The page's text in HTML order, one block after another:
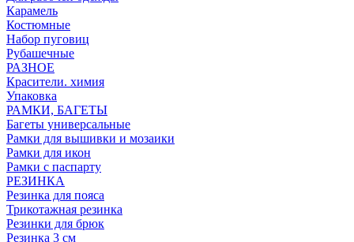
Карамель
Костюмные
Набор пуговиц
Рубашечные
РАЗНОЕ
Красители. химия
Упаковка
РАМКИ, БАГЕТЫ
Багеты универсальные
Рамки для вышивки и мозаики
Рамки для икон
Рамки с паспарту
РЕЗИНКА
Резинка для пояса
Трикотажная резинка
Резинки для брюк
Резинка 3 см